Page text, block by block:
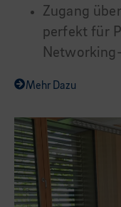
Zugang
perfekt für
Mehr Dazu